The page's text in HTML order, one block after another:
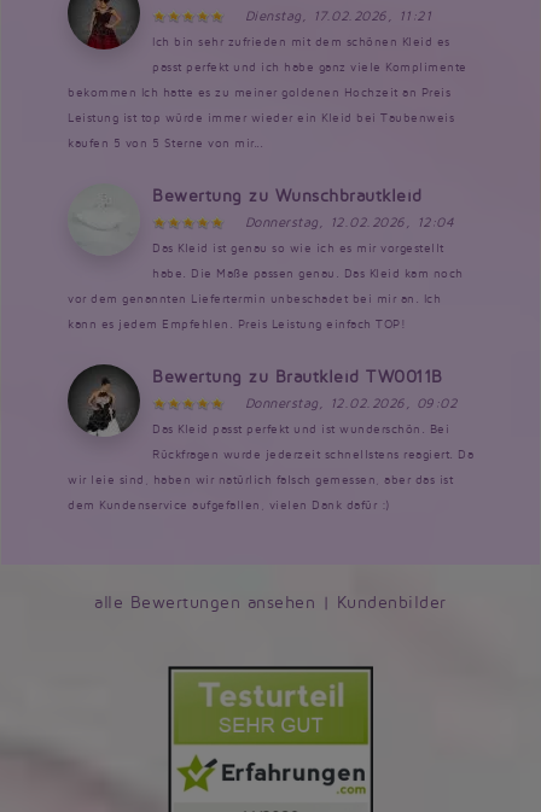
Dienstag, 17.02.2026, 11:21
Ich bin sehr zufrieden mit dem schönen Kleid es
passt perfekt und ich habe ganz viele Komplimente
bekommen Ich hatte es zu meiner goldenen Hochzeit an Preis
Leistung ist top würde immer wieder ein Kleid bei Taubenweis
kaufen 5 von 5 Sterne von mir...
Bewertung zu Wunschbrautkleid
Donnerstag, 12.02.2026, 12:04
Das Kleid ist genau so wie ich es mir vorgestellt
habe. Die Maße passen genau. Das Kleid kam noch
vor dem genannten Liefertermin unbeschadet bei mir an. Ich
kann es jedem Empfehlen. Preis Leistung einfach TOP!
Bewertung zu Brautkleid TW0011B
Donnerstag, 12.02.2026, 09:02
Das Kleid passt perfekt und ist wunderschön. Bei
Rückfragen wurde jederzeit schnellstens reagiert. Da
wir leie sind, haben wir natürlich falsch gemessen, aber das ist
dem Kundenservice aufgefallen, vielen Dank dafür :)
alle Bewertungen ansehen | Kundenbilder